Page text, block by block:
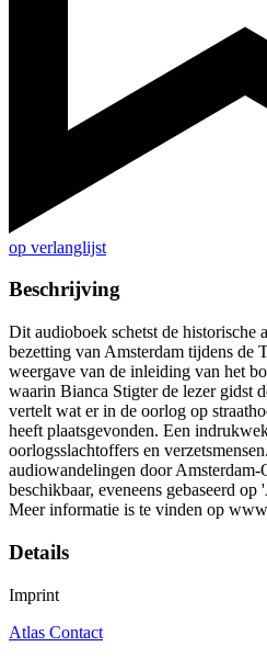
op verlanglijst
Beschrijving
Dit audioboek schetst de historische
bezetting van Amsterdam tijdens de
weergave van de inleiding van het
waarin Bianca Stigter de lezer gidst
vertelt wat er in de oorlog op
heeft plaatsgevonden. Een
oorlogsslachtoffers en
audiowandelingen door Amsterdam-
beschikbaar, eveneens gebaseerd op
Meer informatie is te vinden op
Details
Imprint
Atlas Contact